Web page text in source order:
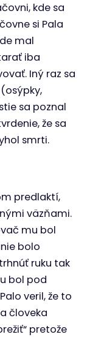
kde sa
si Pala
mal
iba
Iný raz sa
sa poznal
že sa
smrti.
predlaktí,
väzňami.
mu bol
bolo
ruku tak
bol pod
veril, že to
človeka
pretože